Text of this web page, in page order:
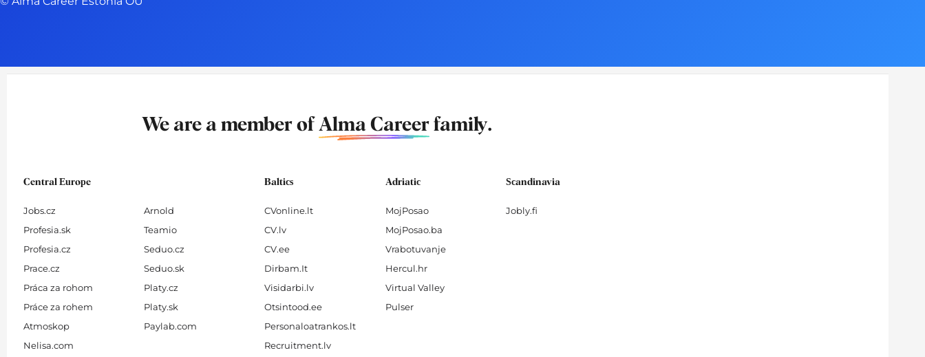
o
g
d
b
We are a member of Alma Careerfamily.
Central Europe
Jobs.cz
Profesia.sk
Profesia.cz
Prace.cz
Práca za rohom
Práce za rohem
Atmoskop
Nelisa.com
Arnold
Teamio
Seduo.cz
Seduo.sk
Platy.cz
Platy.sk
Paylab.com
Baltics
CVonline.lt
CV.lv
CV.ee
Dirbam.It
Visidarbi.lv
Otsintood.ee
Personaloatrankos.lt
Recruitment.lv
Adriatic
MojPosao
MojPosao.ba
Vrabotuvanje
Hercul.hr
Virtual Valley
Pulser
Scandinavia
Jobly.fi